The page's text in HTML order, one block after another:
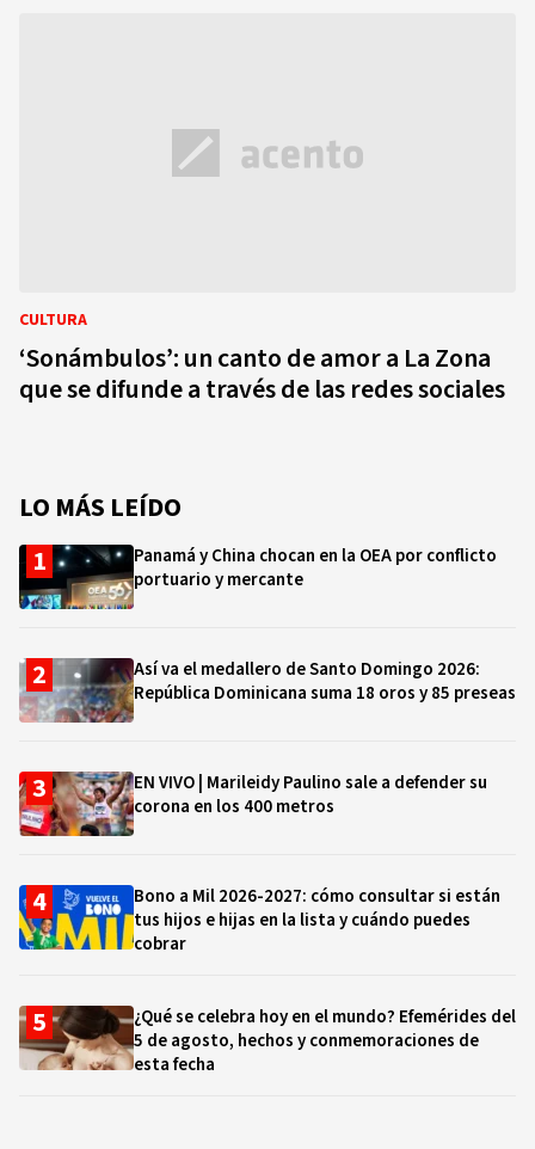
CULTURA
‘Sonámbulos’: un canto de amor a La Zona
que se difunde a través de las redes sociales
LO MÁS LEÍDO
Panamá y China chocan en la OEA por conflicto
portuario y mercante
Así va el medallero de Santo Domingo 2026:
República Dominicana suma 18 oros y 85 preseas
EN VIVO | Marileidy Paulino sale a defender su
corona en los 400 metros
Bono a Mil 2026-2027: cómo consultar si están
tus hijos e hijas en la lista y cuándo puedes
cobrar
¿Qué se celebra hoy en el mundo? Efemérides del
5 de agosto, hechos y conmemoraciones de
esta fecha